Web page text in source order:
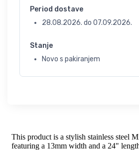
Period dostave
28.08.2026. do 07.09.2026.
Stanje
Novo s pakiranjem